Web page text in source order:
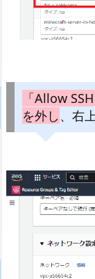
「Allow
を外し 、右